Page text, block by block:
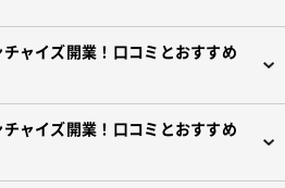
ャイズ開業！口コミとおすすめ
ャイズ開業！口コミとおすすめ